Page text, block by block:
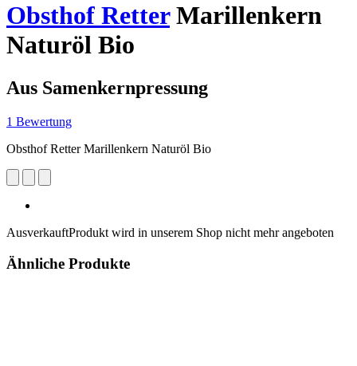
Obsthof RetterMarillenkern
Naturöl Bio
Aus Samenkernpressung
1 Bewertung
Obsthof Retter Marillenkern Naturöl Bio
AusverkauftProdukt wird in unserem Shop nicht mehr angeboten
Ähnliche Produkte